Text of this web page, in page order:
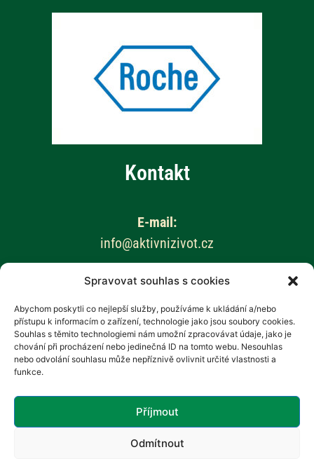
Spravovat souhlas s cookies
Abychom poskytli co nejlepší služby, používáme k ukládání a/nebo
přístupu k informacím o zařízení, technologie jako jsou soubory cookies.
Souhlas s těmito technologiemi nám umožní zpracovávat údaje, jako je
chování při procházení nebo jedinečná ID na tomto webu. Nesouhlas
nebo odvolání souhlasu může nepříznivě ovlivnit určité vlastnosti a
funkce.
Příjmout
Odmítnout
Kontakt
E-mail:
info@aktivnizivot.cz
Odborní garanti:
Prof. MUDr. Eva Kubala Havrdová, CSc.
Prim. MUDr. Marta Vachová
Web provozuje: